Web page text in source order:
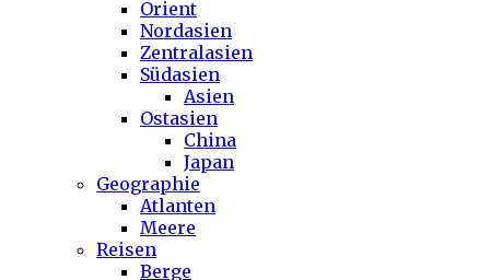
Orient
Nordasien
Zentralasien
Südasien
Asien
Ostasien
China
Japan
Geographie
Atlanten
Meere
Reisen
Berge